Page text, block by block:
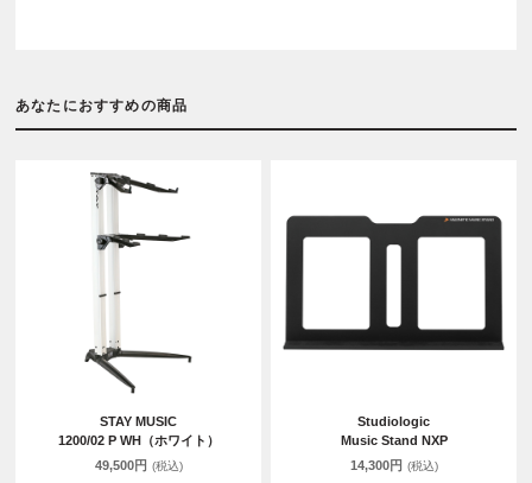
あなたにおすすめの商品
STAY MUSIC
1200/02 P WH（ホワイト）
49,500円 (税込)
Studiologic
Music Stand NXP
14,300円 (税込)